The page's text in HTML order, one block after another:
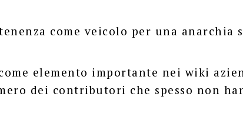
come veicolo per una anarchia
elemento importante nei wiki
dei contributori che spesso non